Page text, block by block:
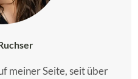
meiner Seite, seit über